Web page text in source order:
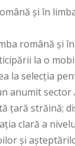
şi în
română şi
la o
la selecţia
anumit
ţară străină;
clară a
şi